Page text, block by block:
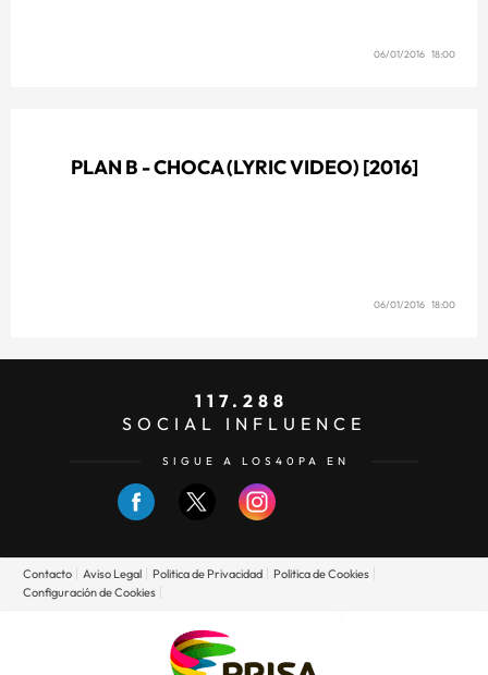
06/01/2016 18:00
PLAN B - CHOCA (LYRIC VIDEO) [2016]
06/01/2016 18:00
117.288
SOCIAL INFLUENCE
SIGUE A LOS40PA EN
Contacto Aviso Legal Politica de Privacidad
Politica de Cookies
Configuración de Cookies